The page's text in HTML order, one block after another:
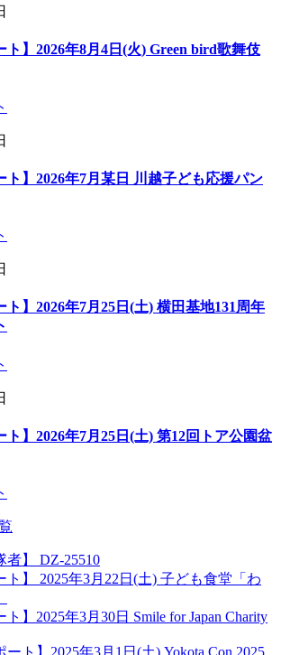
ト】2026年8月4日(火) Green bird歌舞伎
ト】2026年7月某日 川越子ども応援パン
ト】2026年7月25日(土) 横田基地131周年
ト】2026年7月25日(土) 第12回トア公園盆
ト】 2025年3月22日(土) 子ども食堂「わ
ト】2025年3月30日 Smile for Japan Charity